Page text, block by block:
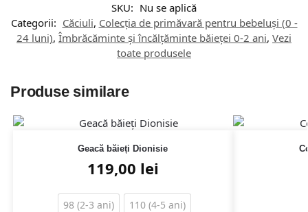
SKU: Nu se aplică
Categorii: Căciuli, Colecția de primăvară pentru bebeluși (0 -
24 luni), Îmbrăcăminte și încălțăminte băieței 0-2 ani, Vezi
toate produsele
Produse similare
Geacă băieți Dionisie
119,00 lei
98 (2-3 ani) 110 (4-5 ani)